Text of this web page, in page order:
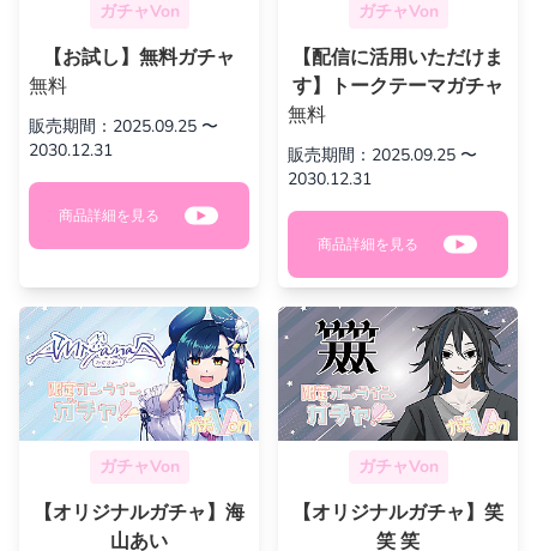
ガチャVon
【お試し】無料ガチャ
無料
販売期間：2025.09.25 〜
2030.12.31
商品詳細を見る
ガチャVon
【配信に活用いただけま
す】トークテーマガチャ
無料
販売期間：2025.09.25 〜
2030.12.31
商品詳細を見る
ガチャVon
【オリジナルガチャ】海
山あい
ガチャVon
【オリジナルガチャ】笑
笑 笑